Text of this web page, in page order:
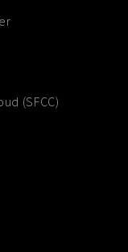
(SFCC)